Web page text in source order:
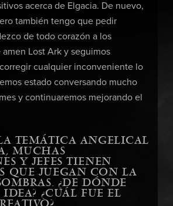
acerca de Elgacia. De nuevo,
también tengo que pedir
de todo corazón a los
Lost Ark y seguimos
cualquier inconveniente lo
estado conversando mucho
y continuaremos mejorando el
TEMÁTICA ANGELICAL
MUCHAS
Y JEFES TIENEN
QUE JUEGAN CON LA
¿DE DÓNDE
IDEA? ¿CUÁL FUE EL